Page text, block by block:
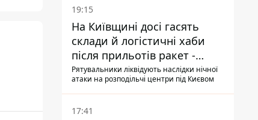
19:15
На Київщині досі гасять
склади й логістичні хаби
після прильотів ракет -
ДСНС
Рятувальники ліквідують наслідки нічної
атаки на розподільчі центри під Києвом
17:41